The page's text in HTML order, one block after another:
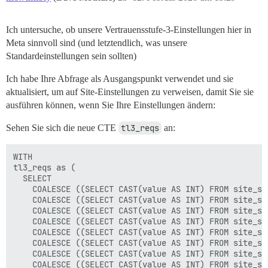
),
likes_given_lhd AS (
    SELECT user_id, count(*) as likes_given_lhd
    FROM t, given_daily_likes
    INNER JOIN tl using (user_id)
        AND given_date < t.end
    GROUP BY user_id
)
SELECT  pr.user_id,
greatest(50-coalesce(pr.visits,0),0) as
greatest(tclhd.all_topics-
greatest(200-coalesce(tvat.topic_id,0),0) as
greatest(pclhd.all_posts -
greatest(500-coalesce(prat.posts_read,0),0)
GREATEST(30-COALESCE(likes_given_lhd,0),0)
GREATEST(20-
FROM pclhd, tclhd, pr
LEFT JOIN trt using (user_id)
LEFT JOIN tva USING (user_id)
        AND topics.user_id <> posts.user_id
AND posts.deleted_at IS NULL AND
        AND archetype = 'regular'
    group by posts.user_id
-- Topics Viewed All Time
tvat as (
        COUNT(distinct tv.topic_id) AS topic_id
    INNER JOIN tl on tv.user_id=tl.user_id
    WHERE t.archetype = 'regular'
        AND t.deleted_at is null
    group by tv.user_id
    ),
-- Topics Viewed
tva AS (
    SELECT tv.user_id,
        COUNT(distinct tv.topic_id) AS topic_id
    FROM t, topic_views tv
Ich untersuche, ob unsere Vertrauensstufe-3-Einstellungen hier in
Meta sinnvoll sind (und letztendlich, was unsere
Standardeinstellungen sein sollten)
Ich habe Ihre Abfrage als Ausgangspunkt verwendet und sie
aktualisiert, um auf Site-Einstellungen zu verweisen, damit Sie sie
ausführen können, wenn Sie Ihre Einstellungen ändern:
Sehen Sie sich die neue CTE tl3_reqs an:
WITH
tl3_reqs as (
  SELECT
COALESCE ((SELECT CAST(value AS INT) FROM
COALESCE ((SELECT CAST(value AS INT) FROM
COALESCE ((SELECT CAST(value AS INT) FROM
COALESCE ((SELECT CAST(value AS INT) FROM
COALESCE ((SELECT CAST(value AS INT) FROM
COALESCE ((SELECT CAST(value AS INT) FROM
COALESCE ((SELECT CAST(value AS INT) FROM
COALESCE ((SELECT CAST(value AS INT) FROM